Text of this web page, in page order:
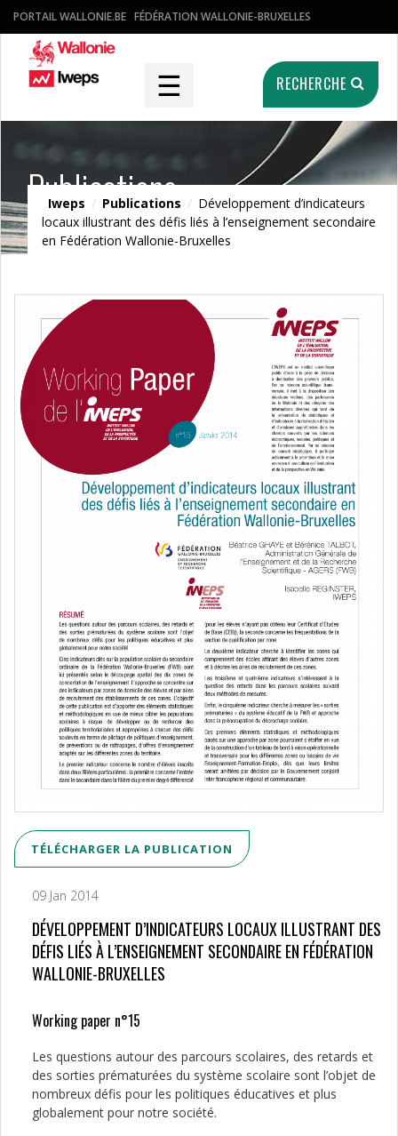
PORTAIL WALLONIE.BE FÉDÉRATION WALLONIE-BRUXELLES
☰ RECHERCHE
Publications
Iweps / Publications / Développement d’indicateurs
locaux illustrant des défis liés à l’enseignement secondaire
en Fédération Wallonie-Bruxelles
TÉLÉCHARGER LA PUBLICATION
09 Jan 2014
DÉVELOPPEMENT D’INDICATEURS LOCAUX ILLUSTRANT DES
DÉFIS LIÉS À L’ENSEIGNEMENT SECONDAIRE EN FÉDÉRATION
WALLONIE-BRUXELLES
Working paper n°15
Les questions autour des parcours scolaires, des retards et
des sorties prématurées du système scolaire sont l’objet de
nombreux défis pour les politiques éducatives et plus
globalement pour notre société.